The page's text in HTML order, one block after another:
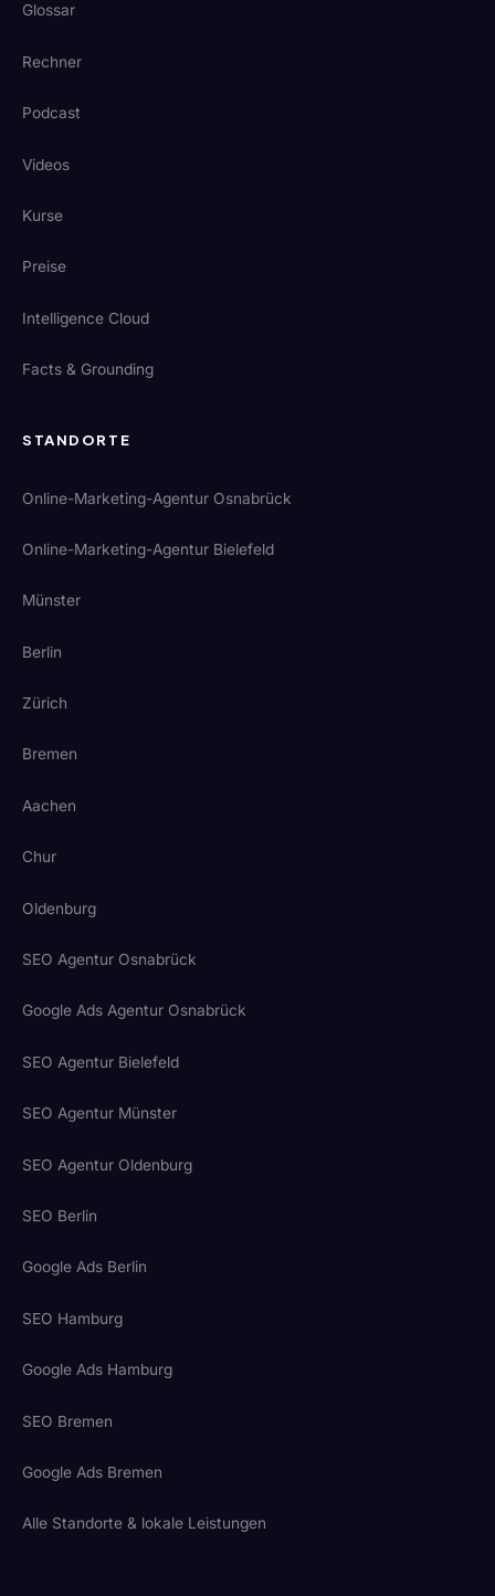
Glossar
Rechner
Podcast
Videos
Kurse
Preise
Intelligence Cloud
Facts & Grounding
STANDORTE
Online-Marketing-Agentur Osnabrück
Online-Marketing-Agentur Bielefeld
Münster
Berlin
Zürich
Bremen
Aachen
Chur
Oldenburg
SEO Agentur Osnabrück
Google Ads Agentur Osnabrück
SEO Agentur Bielefeld
SEO Agentur Münster
SEO Agentur Oldenburg
SEO Berlin
Google Ads Berlin
SEO Hamburg
Google Ads Hamburg
SEO Bremen
Google Ads Bremen
Alle Standorte & lokale Leistungen